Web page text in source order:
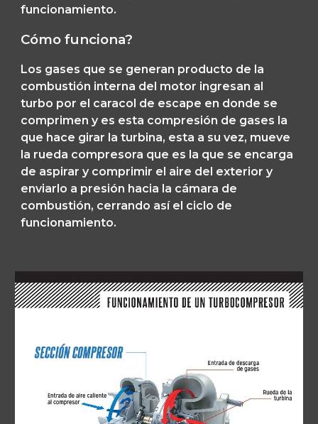
funcionamiento.
Cómo funciona?
Los gases que se generan producto de la
combustión interna del motor ingresan al
turbo por el caracol de escape en donde se
comprimen y es esta compresión de gases la
que hace girar la turbina, esta a su vez, mueve
la rueda compresora que es la que se encarga
de aspirar y comprimir el aire del exterior y
enviarlo a presión hacia la cámara de
combustión, cerrando así el ciclo de
funcionamiento.